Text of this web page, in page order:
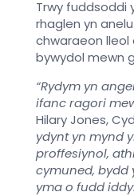
Trwy fuddsoddi
rhaglen yn
chwaraeon lleol
bywydol mewn
“Rydym yn
ifanc ragori
Hilary Jones,
ydynt yn mynd
proffesiynol,
cymuned, bydd
yma o fudd